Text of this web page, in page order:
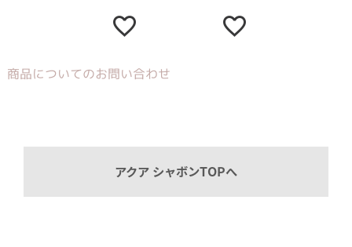
商品についてのお問い合わせ
アクア シャボンTOPへ